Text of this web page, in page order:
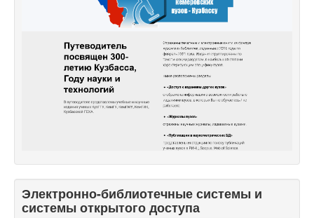
Электронно-библиотечные системы и
системы открытого доступа